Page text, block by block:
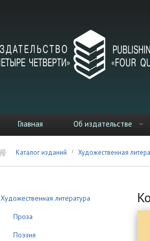
Главная Об издательстве
Каталог изданий Художественная
Художественная литература
Проза
Поэзия